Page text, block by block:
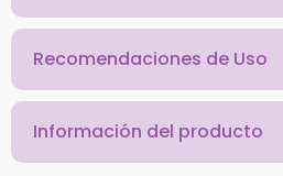
Recomendaciones de Uso
Información del producto